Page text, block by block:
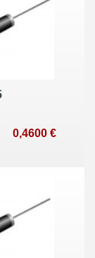
0,4600 €